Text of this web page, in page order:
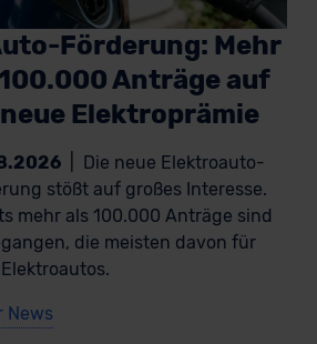
Förderung: Mehr
Anträge auf
Elektroprämie
Die neue Elektroauto-
stößt auf großes Interesse.
mehr als 100.000 Anträge sind
die meisten davon für
News